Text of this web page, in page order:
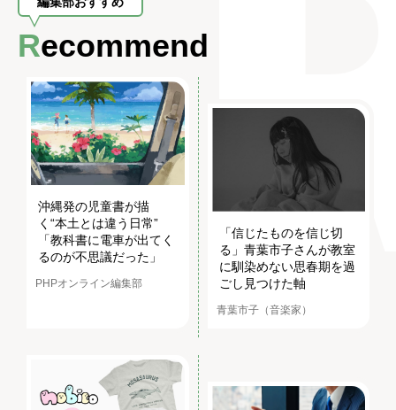
Recommend
沖縄発の児童書が描
く“本土とは違う日常”
「教科書に電車が出てく
るのが不思議だった」
PHPオンライン編集部
「信じたものを信じ切
る」青葉市子さんが教室
に馴染めない思春期を過
ごし見つけた軸
青葉市子（音楽家）